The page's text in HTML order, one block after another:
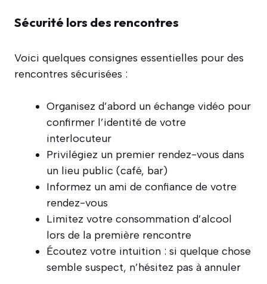
Sécurité lors des rencontres
Voici quelques consignes essentielles pour des
rencontres sécurisées :
Organisez d’abord un échange vidéo pour
confirmer l’identité de votre
interlocuteur
Privilégiez un premier rendez-vous dans
un lieu public (café, bar)
Informez un ami de confiance de votre
rendez-vous
Limitez votre consommation d’alcool
lors de la première rencontre
Écoutez votre intuition : si quelque chose
semble suspect, n’hésitez pas à annuler